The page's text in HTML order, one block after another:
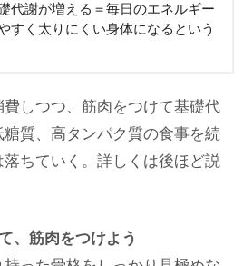
代謝が増える＝毎日のエネルギー
すく太りにくい身体になるという
しつつ、筋肉をつけて基礎代
質、高タンパク質の食事を続
ちていく。詳しくは後ほど説
、筋肉をつけよう